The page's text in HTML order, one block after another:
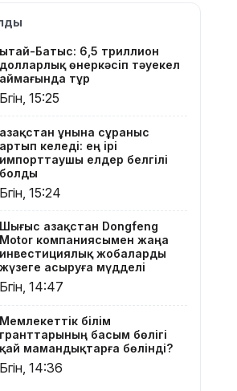
Мемлекеттік
гранттарының
басым
бөлігі қай
мамандықтарға
Қуандық
Бишімбаевтың
анасы
бұрынғы
25 млн
теңге
өндіріп
алмақ
Іздеуде
жүрген
блогер
Қайсар
Қамза
Қытай-Батыс: 6,5 триллион
долларлық өнеркәсіп тәуекел
аймағында тұр
Бүгін, 15:25
Қазақстан ұнына сұраныс
артып келеді: ең ірі
импорттаушы елдер белгілі
болды
Бүгін, 15:24
Шығыс Қазақстан Dongfeng
Motor компаниясымен жаңа
инвестициялық жобаларды
жүзеге асыруға мүдделі
Бүгін, 14:47
Мемлекеттік білім
гранттарының басым бөлігі
қай мамандықтарға бөлінді?
Бүгін, 14:36